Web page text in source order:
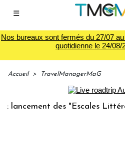
☰
Nos bureaux sont fermés du 27/07
quotidienne le 24/08/
Accueil > TravelManagerMaG
des "Escales